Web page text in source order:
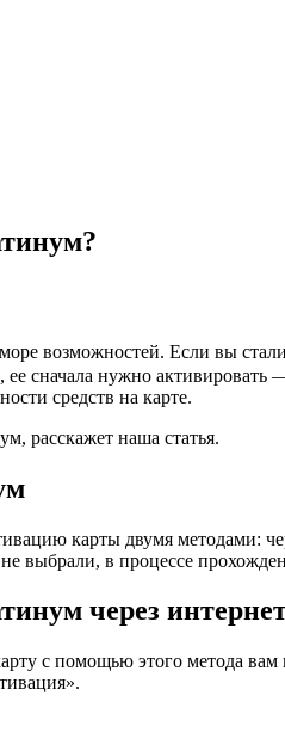
возможностей. Если вы
сначала нужно
средств на карте.
расскажет наша статья.
карты двумя методами:
выбрали, в процессе
через
с помощью этого метода